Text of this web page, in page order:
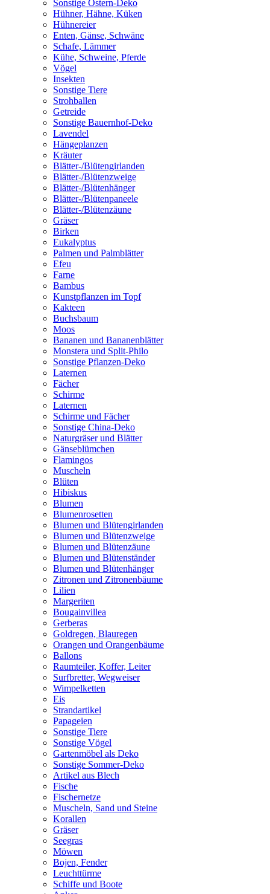
Sonstige Ostern-Deko
Hühner, Hähne, Küken
Hühnereier
Enten, Gänse, Schwäne
Schafe, Lämmer
Kühe, Schweine, Pferde
Vögel
Insekten
Sonstige Tiere
Strohballen
Getreide
Sonstige Bauernhof-Deko
Lavendel
Hängeplanzen
Kräuter
Blätter-/Blütengirlanden
Blätter-/Blütenzweige
Blätter-/Blütenhänger
Blätter-/Blütenpaneele
Blätter-/Blütenzäune
Gräser
Birken
Eukalyptus
Palmen und Palmblätter
Efeu
Farne
Bambus
Kunstpflanzen im Topf
Kakteen
Buchsbaum
Moos
Bananen und Bananenblätter
Monstera und Split-Philo
Sonstige Pflanzen-Deko
Laternen
Fächer
Schirme
Laternen
Schirme und Fächer
Sonstige China-Deko
Naturgräser und Blätter
Gänseblümchen
Flamingos
Muscheln
Blüten
Hibiskus
Blumen
Blumenrosetten
Blumen und Blütengirlanden
Blumen und Blütenzweige
Blumen und Blütenzäune
Blumen und Blütenständer
Blumen und Blütenhänger
Zitronen und Zitronenbäume
Lilien
Margeriten
Bougainvillea
Gerberas
Goldregen, Blauregen
Orangen und Orangenbäume
Ballons
Raumteiler, Koffer, Leiter
Surfbretter, Wegweiser
Wimpelketten
Eis
Strandartikel
Papageien
Sonstige Tiere
Sonstige Vögel
Gartenmöbel als Deko
Sonstige Sommer-Deko
Artikel aus Blech
Fische
Fischernetze
Muscheln, Sand und Steine
Korallen
Gräser
Seegras
Möwen
Bojen, Fender
Leuchttürme
Schiffe und Boote